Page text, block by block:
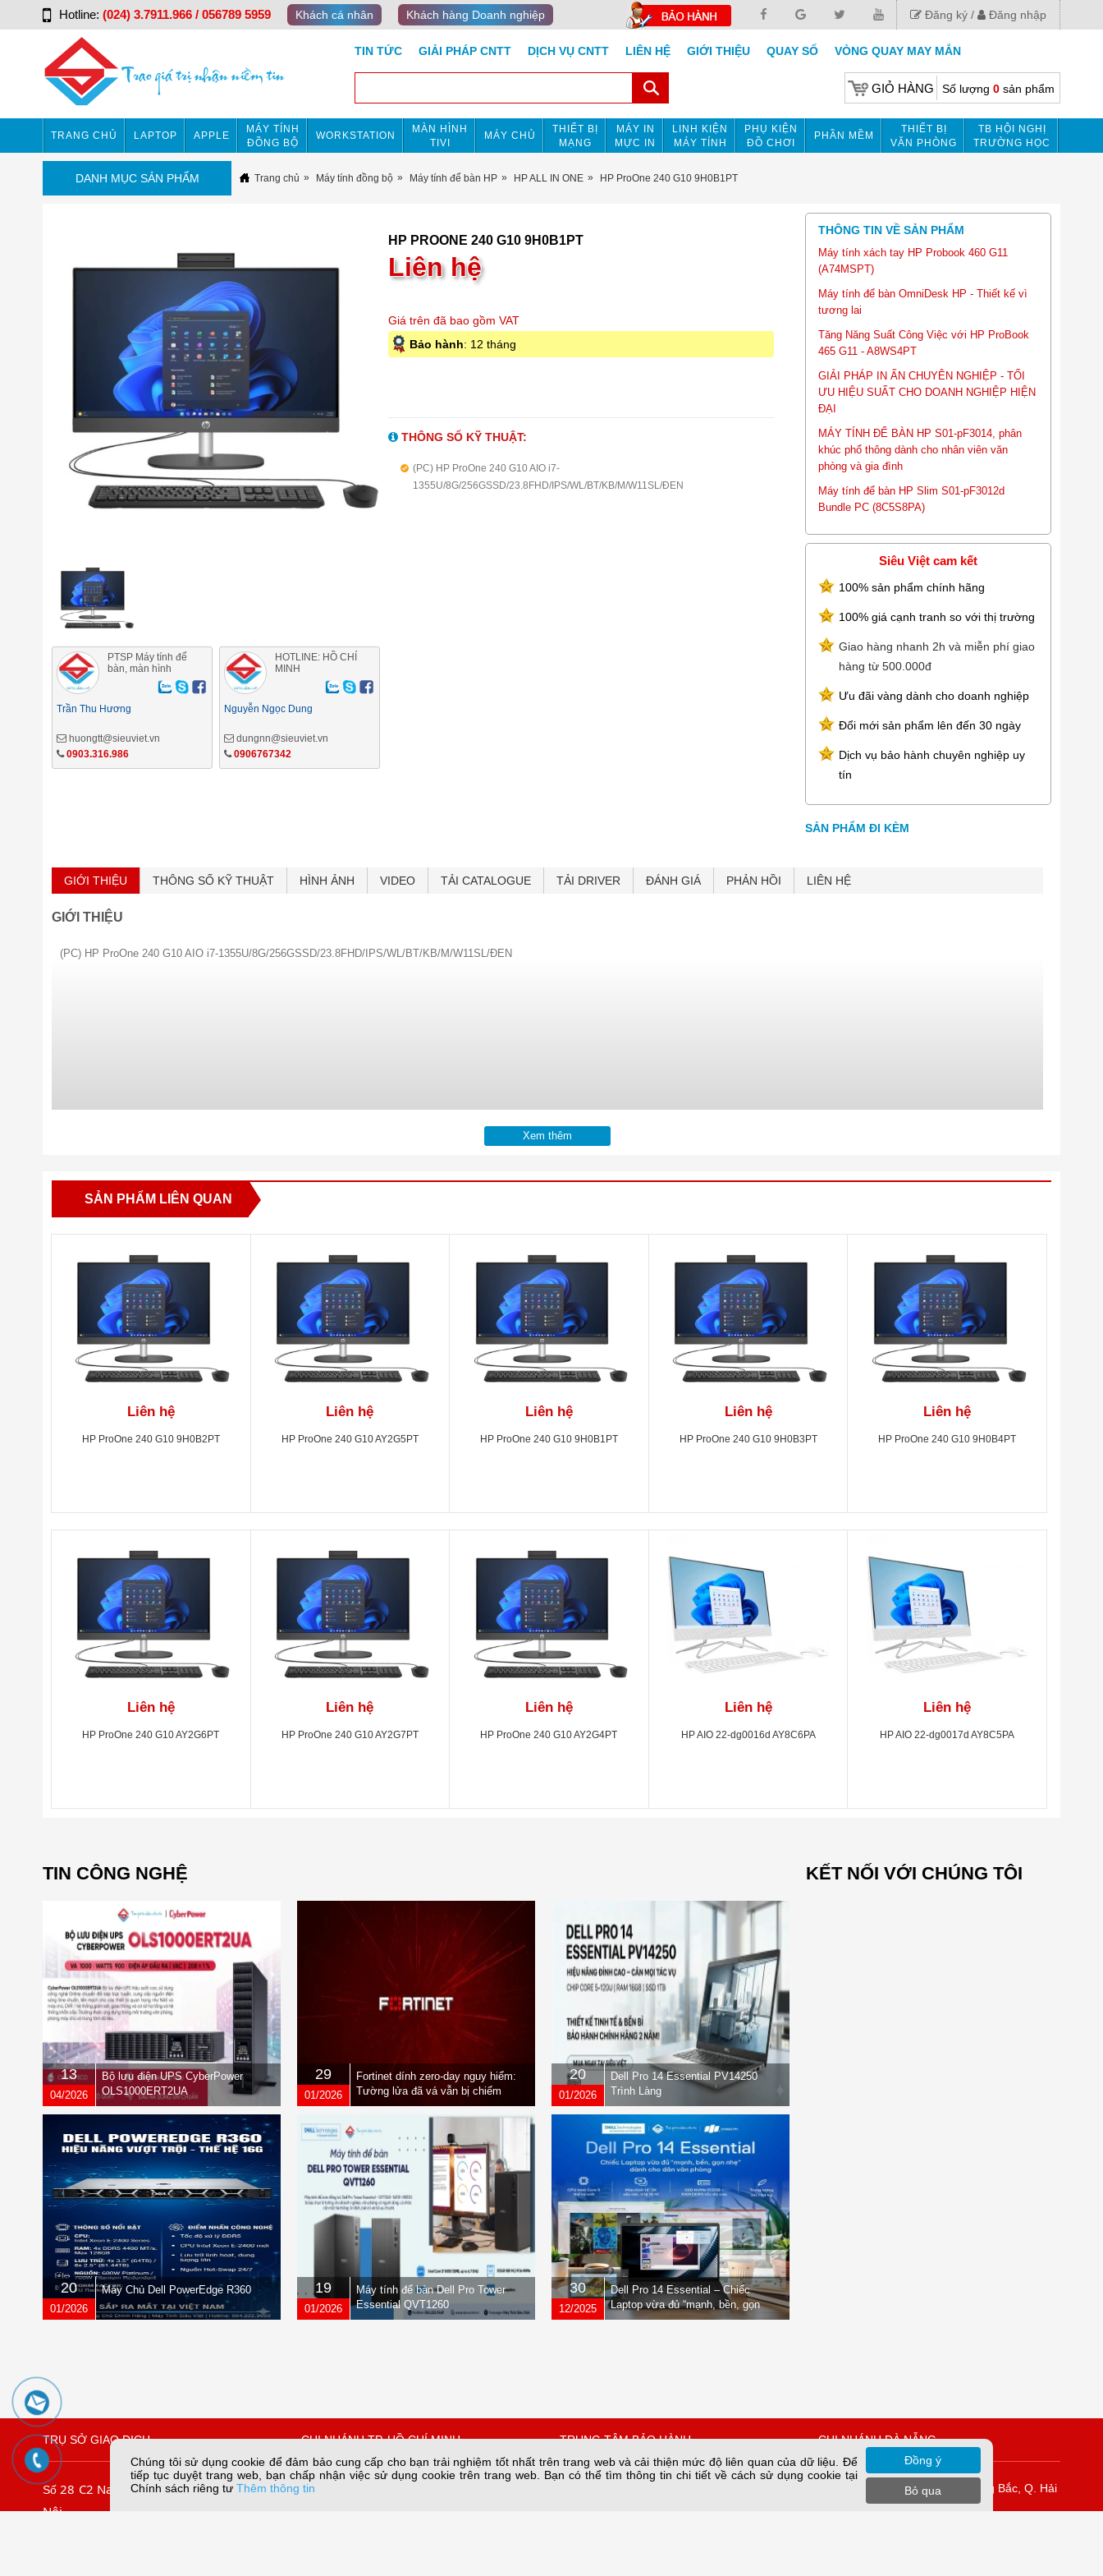
Hotline: (024) 3.7911.966 / 056789 5959 Khách cá nhân Khách hàng Doanh nghiệp Đăng ký Đăng nhập
TIN TỨC GIẢI PHÁP CNTT DỊCH VỤ CNTT LIÊN HỆ GIỚI THIỆU QUAY SỐ VÒNG QUAY MAY MẮN
GIỎ HÀNG Số lượng 0sản phẩm
TRANG CHỦ LAPTOP APPLE
MÁY TÍNH
ĐỒNG BỘ
WORKSTATION
MÀN HÌNH
TIVI
MÁY CHỦ
THIẾT BỊ
MẠNG
MÁY IN
MỰC IN
LINH KIỆN
MÁY TÍNH
PHỤ KIỆN
ĐỒ CHƠI
PHẦN MỀM
THIẾT BỊ
VĂN PHÒNG
TB HỘI NGHỊ
TRƯỜNG HỌC
DANH MỤC SẢN PHẨM Trang chủ Máy tính đồng bộ Máy tính để bàn HP HP ALL IN ONE HP ProOne 240 G10 9H0B1PT
PTSP Máy tính để
bàn, màn hình
Trần Thu Hương
huongtt@sieuviet.vn
0903.316.986
HOTLINE: HỒ CHÍ
MINH
Nguyễn Ngọc Dung
dungnn@sieuviet.vn
0906767342
HP PROONE 240 G10 9H0B1PT
Liên hệ
Giá trên đã bao gồm VAT
Bảo hành: 12 tháng
THÔNG SỐ KỸ THUẬT:
(PC) HP ProOne 240 G10 AIO i7-
1355U/8G/256GSSD/23.8FHD/IPS/WL/BT/KB/M/W11SL/ĐEN
THÔNG TIN VỀ SẢN PHẨM
Máy tính xách tay HP Probook 460 G11
(A74MSPT)
Máy tính để bàn OmniDesk HP - Thiết kế vì
tương lai
Tăng Năng Suất Công Việc với HP ProBook
465 G11 - A8WS4PT
GIẢI PHÁP IN ẤN CHUYÊN NGHIỆP - TỐI
ƯU HIỆU SUẤT CHO DOANH NGHIỆP HIỆN
ĐẠI
MÁY TÍNH ĐỂ BÀN HP S01-pF3014, phân
khúc phổ thông dành cho nhân viên văn
phòng và gia đình
Máy tính để bàn HP Slim S01-pF3012d
Bundle PC (8C5S8PA)
Siêu Việt cam kết
100% sản phẩm chính hãng
100% giá cạnh tranh so với thị trường
Giao hàng nhanh 2h và miễn phí giao
hàng từ 500.000đ
Ưu đãi vàng dành cho doanh nghiệp
Đổi mới sản phẩm lên đến 30 ngày
Dịch vụ bảo hành chuyên nghiệp uy
tín
SẢN PHẨM ĐI KÈM
GIỚI THIỆU THÔNG SỐ KỸ THUẬT HÌNH ẢNH VIDEO TẢI CATALOGUE TẢI DRIVER ĐÁNH GIÁ PHẢN HỒI LIÊN HỆ
GIỚI THIỆU
(PC) HP ProOne 240 G10 AIO i7-1355U/8G/256GSSD/23.8FHD/IPS/WL/BT/KB/M/W11SL/ĐEN
Xem thêm
SẢN PHẨM LIÊN QUAN
Liên hệ
HP ProOne 240 G10 9H0B2PT
Liên hệ
HP ProOne 240 G10 AY2G5PT
Liên hệ
HP ProOne 240 G10 9H0B1PT
Liên hệ
HP ProOne 240 G10 9H0B3PT
Liên hệ
HP ProOne 240 G10 9H0B4PT
Liên hệ
HP ProOne 240 G10 AY2G6PT
Liên hệ
HP ProOne 240 G10 AY2G7PT
Liên hệ
HP ProOne 240 G10 AY2G4PT
Liên hệ
HP AIO 22-dg0016d AY8C6PA
Liên hệ
HP AIO 22-dg0017d AY8C5PA
TIN CÔNG NGHỆ
13
04/2026
Bộ lưu điện UPS CyberPower
OLS1000ERT2UA
29
01/2026
Fortinet dính zero-day nguy hiểm:
Tường lửa đã vá vẫn bị chiếm
quyền
20
01/2026
Dell Pro 14 Essential PV14250
Trình Làng
20
01/2026
Máy Chủ Dell PowerEdge R360 19
01/2026
Máy tính để bàn Dell Pro Tower
Essential QVT1260
30
12/2025
Dell Pro 14 Essential – Chiếc
Laptop vừa đủ “mạnh, bền, gọn
nhẹ” dành cho dân văn phòng
KẾT NỐI VỚI CHÚNG TÔI
TRỤ SỞ GIAO DỊCH
Số 28 C2 Nam Trung Yên, Yên Hòa, Hà
Nội.
CHI NHÁNH TP. HỒ CHÍ MINH
109/45 Lê Quốc Hưng, Phường Xóm
TRUNG TÂM BẢO HÀNH CHI NHÁNH ĐÀ NẴNG
K42/H2/14 Tiểu La, P. Hòa Cường Bắc, Q. Hải
Chúng tôi sử dụng cookie để đảm bảo cung cấp cho bạn trải nghiệm tốt nhất trên trang web và cải thiện mức độ liên quan của dữ liệu. Để
tiếp tục duyệt trang web, bạn chấp nhận việc sử dụng cookie trên trang web. Bạn có thể tìm thông tin chi tiết về cách sử dụng cookie tại
Chính sách riêng tưThêm thông tin
Đồng ý
Bỏ qua